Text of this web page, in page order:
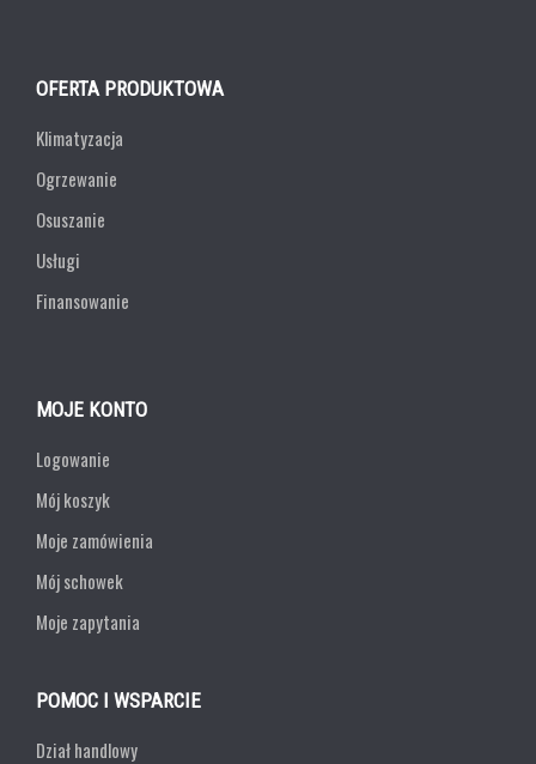
OFERTA PRODUKTOWA
Klimatyzacja
Ogrzewanie
Osuszanie
Usługi
Finansowanie
MOJE KONTO
Logowanie
Mój koszyk
Moje zamówienia
Mój schowek
Moje zapytania
POMOC I WSPARCIE
Dział handlowy